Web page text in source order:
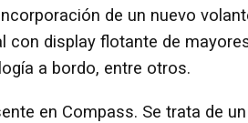
de un nuevo
con display flotante de
a bordo, entre otros.
en Compass. Se trata de un